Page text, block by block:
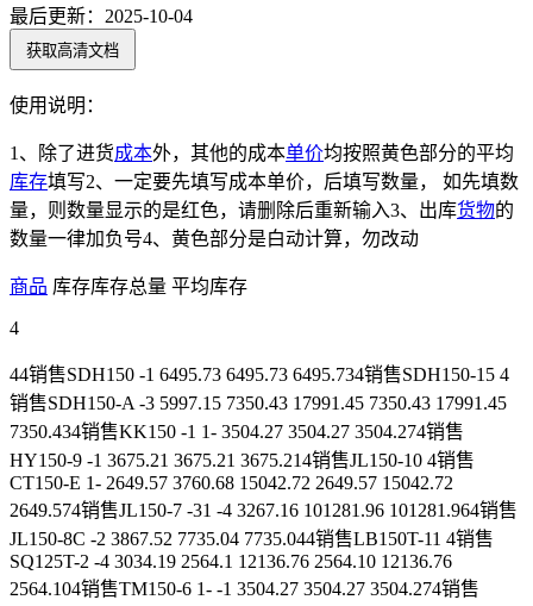
最后更新： 2025-10-04
获取高清文档
使用说明：
1、除了进货成本外，其他的成本单价均按照黄色部分的平均
库存填写2、一定要先填写成本单价，后填写数量， 如先填数
量，则数量显示的是红色，请删除后重新输入3、出库货物的
数量一律加负号4、黄色部分是白动计算，勿改动
商品 库存库存总量 平均库存
4
44销售SDH150 -1 6495.73 6495.73 6495.734销售SDH150-15 4
销售SDH150-A -3 5997.15 7350.43 17991.45 7350.43 17991.45
7350.434销售KK150 -1 1- 3504.27 3504.27 3504.274销售
HY150-9 -1 3675.21 3675.21 3675.214销售JL150-10 4销售
CT150-E 1- 2649.57 3760.68 15042.72 2649.57 15042.72
2649.574销售JL150-7 -31 -4 3267.16 101281.96 101281.964销售
JL150-8C -2 3867.52 7735.04 7735.044销售LB150T-11 4销售
SQ125T-2 -4 3034.19 2564.1 12136.76 2564.10 12136.76
2564.104销售TM150-6 1- -1 3504.27 3504.27 3504.274销售